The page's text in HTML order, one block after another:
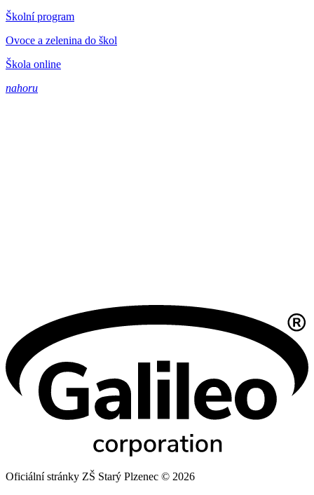
Školní program
Ovoce a zelenina do škol
Škola online
nahoru
Oficiální stránky ZŠ Starý Plzenec © 2026